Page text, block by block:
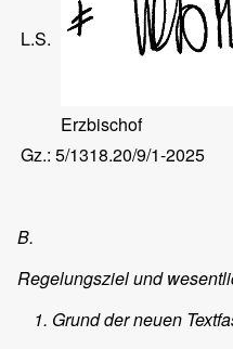
L.S.
Erzbischof
Gz.: 5/1318.20/9/1-2025
B.
Regelungsziel und
Grund der neuen